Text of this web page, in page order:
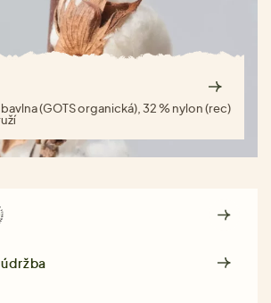
(GOTS organická), 32 % nylon (rec)